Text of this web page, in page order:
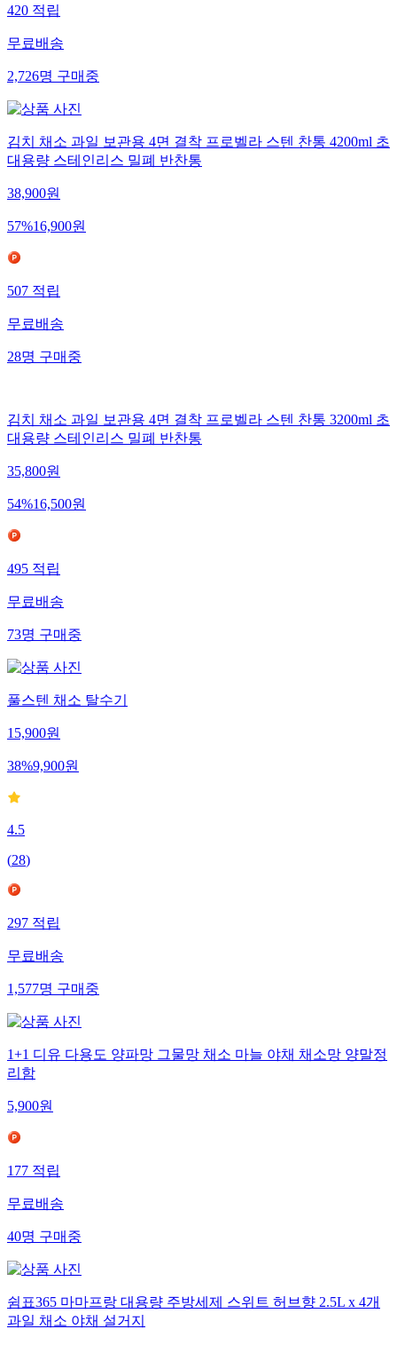
420 적립
무료배송
2,726명 구매중
김치 채소 과일 보관용 4면 결착 프로벨라 스텐 찬통 4200ml 초
대용량 스테인리스 밀폐 반찬통
38,900원
57%16,900원
507 적립
무료배송
28명 구매중
김치 채소 과일 보관용 4면 결착 프로벨라 스텐 찬통 3200ml 초
대용량 스테인리스 밀폐 반찬통
35,800원
54%16,500원
495 적립
무료배송
73명 구매중
풀스텐 채소 탈수기
15,900원
38%9,900원
4.5
(28)
297 적립
무료배송
1,577명 구매중
1+1 디유 다용도 양파망 그물망 채소 마늘 야채 채소망 양말정
리함
5,900원
177 적립
무료배송
40명 구매중
쉼표365 마마프랑 대용량 주방세제 스위트 허브향 2.5L x 4개
과일 채소 야채 설거지